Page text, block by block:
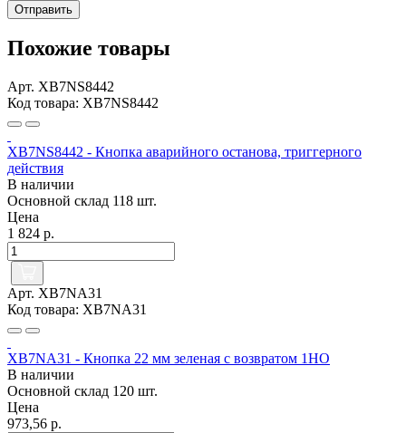
Отправить
Похожие товары
Арт. XB7NS8442
Код товара: XB7NS8442
XB7NS8442 - Кнопка аварийного останова, триггерного
действия
В наличии
Основной склад 118 шт.
Цена
1 824 р.
Арт. XB7NA31
Код товара: XB7NA31
XB7NA31 - Кнопка 22 мм зеленая с возвратом 1НО
В наличии
Основной склад 120 шт.
Цена
973,56 р.